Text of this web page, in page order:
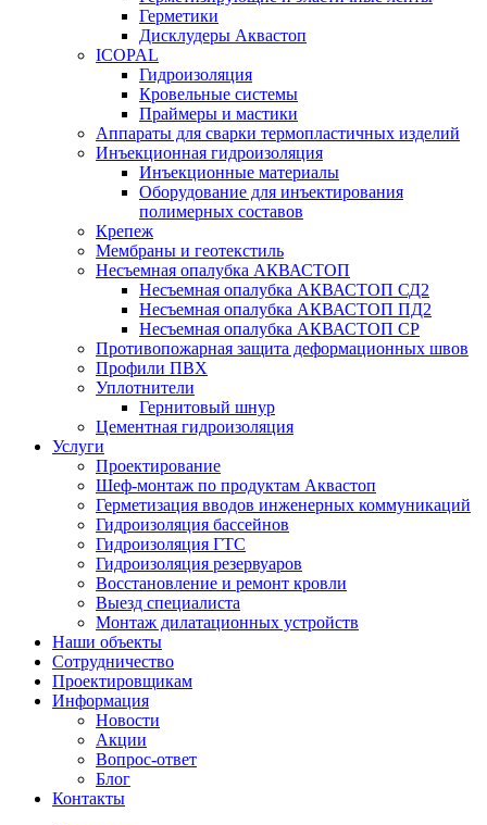
Герметики
Дисклудеры Аквастоп
ICOPAL
Гидроизоляция
Кровельные системы
Праймеры и мастики
Аппараты для сварки термопластичных изделий
Инъекционная гидроизоляция
Инъекционные материалы
Оборудование для инъектирования
полимерных составов
Крепеж
Мембраны и геотекстиль
Несъемная опалубка АКВАСТОП
Несъемная опалубка АКВАСТОП СД2
Несъемная опалубка АКВАСТОП ПД2
Несъемная опалубка АКВАСТОП СР
Противопожарная защита деформационных швов
Профили ПВХ
Уплотнители
Гернитовый шнур
Цементная гидроизоляция
Услуги
Проектирование
Шеф-монтаж по продуктам Аквастоп
Герметизация вводов инженерных коммуникаций
Гидроизоляция бассейнов
Гидроизоляция ГТС
Гидроизоляция резервуаров
Восстановление и ремонт кровли
Выезд специалиста
Монтаж дилатационных устройств
Наши объекты
Сотрудничество
Проектировщикам
Информация
Новости
Акции
Вопрос-ответ
Блог
Контакты